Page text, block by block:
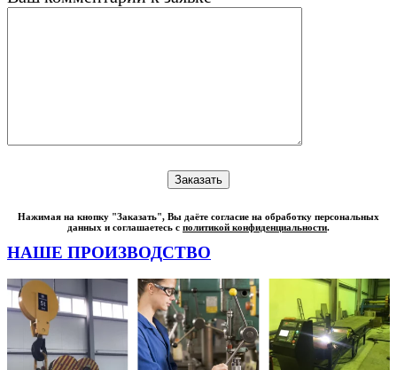
Нажимая на кнопку "Заказать", Вы даёте согласие на обработку персональных
данных и соглашаетесь с политикой конфиденциальности.
НАШЕ ПРОИЗВОДСТВО